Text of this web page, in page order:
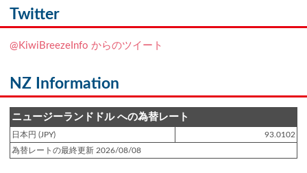
NZフレンズに「
登録日 : 2019.4.10
登録日 : 2019.2.28
NZクッキングに「ニュージーランド産キウイの酢の物
登録日 : 2019.2.4
Twitter
@KiwiBreezeInfo からのツイート
NZ Information
ニュージーランドドル への為替レート
日本円 (JPY)
93.0102
為替レートの最終更新 2026/08/08